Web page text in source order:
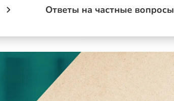
Ответы на частные вопросы